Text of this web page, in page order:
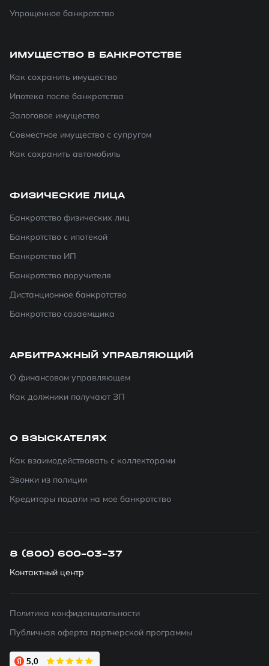
Упрощенное банкротство
ИМУЩЕСТВО В БАНКРОТСТВЕ
Как сохранить имущество
Ипотека после банкротства
Залоговое имущество
Совместное имущество с супругом
Как сохранить автомобиль
ФИЗИЧЕСКИЕ ЛИЦА
Банкротство физических лиц
Банкротство с ипотекой
Банкротство ИП
Банкротство поручителя
Дистанционное банкротство
Банкротство созаемщика
АРБИТРАЖНЫЙ УПРАВЛЯЮЩИЙ
О финансовом управляющем
Как должники получают ЗП
О ВЗЫСКАТЕЛЯХ
Как взаимодействовать с коллекторами
Звонки из полиции
Кредиторы подали на мое банкротство
8 (800) 600-03-37
Контактный центр
Политика конфиденциальности
Публичная оферта партнерской программы